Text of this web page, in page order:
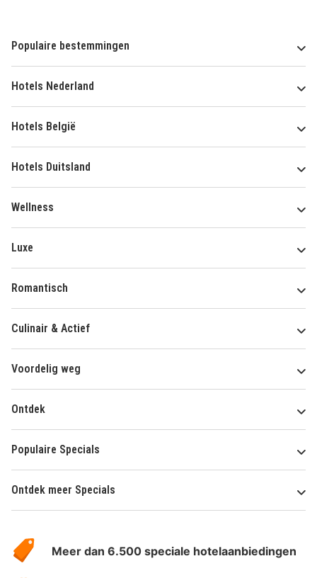
Populaire bestemmingen
Hotels Nederland
Hotels België
Hotels Duitsland
Wellness
Luxe
Romantisch
Culinair & Actief
Voordelig weg
Ontdek
Populaire Specials
Ontdek meer Specials
HotelSpecials
Meer dan 6.500 speciale hotelaanbiedingen